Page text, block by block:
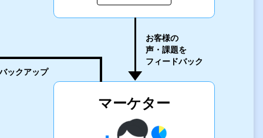
お客様の
声・課題を
フィードバック
マーケター
ックアップ